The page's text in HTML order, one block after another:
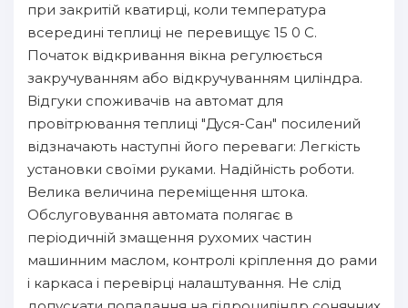
при закритій кватирці, коли температура
всередині теплиці не перевищує 15 0 С.
Початок відкривання вікна регулюється
закручуванням або відкручуванням циліндра.
Відгуки споживачів на автомат для
провітрювання теплиці "Дуся-Сан" посилений
відзначають наступні його переваги: Легкість
установки своїми руками. Надійність роботи.
Велика величина переміщення штока.
Обслуговування автомата полягає в
періодичній змащення рухомих частин
машинним маслом, контролі кріплення до рами
і каркаса і перевірці налаштування. Не слід